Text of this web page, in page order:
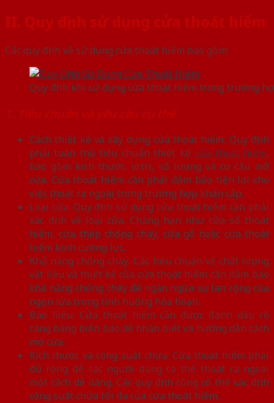
II. Quy định sử dụng cửa thoát hiểm
Các quy định về sử dụng cửa thoát hiểm bao gồm:
Quy định khi sử dụng cửa thoát hiểm trong trường
1. Tiêu chuẩn và yêu cầu cụ thể
Cách thiết kế và xây dựng cửa thoát hiểm: Quy định
phải tuân thủ tiêu chuẩn thiết kếcửa thoát hiểm,
bao gồm kích thước, vị trí, số lượng và cơ cấu mở
cửa. Cửa thoát hiểm cần phải đảm bảo tiện lợi cho
việc thoát ra ngoài trong trường hợp khẩn cấp.
Loại cửa: Quy định sử dụng cửa thoát hiểm cần phải
xác định về loại cửa. Chẳng hạn như cửa sổ thoát
hiểm, cửa thép chống cháy, cửa gỗ hoặc cửa thoát
hiểm kính cường lực.
Khả năng chống cháy: Các tiêu chuẩn về chất lượng
vật liệu và thiết kế của cửa thoát hiểm cần đảm bảo
khả năng chống cháy để ngăn ngừa sự lan rộng của
ngọn lửa trong tình huống hỏa hoạn.
Báo hiệu: Cửa thoát hiểm cần được đánh dấu rõ
ràng bằng biển báo dễ nhận biết và hướng dẫn cách
mở cửa.
Kích thước và công suất chứa: Cửa thoát hiểm phải
đủ rộng để các người dùng có thể thoát ra ngoài
một cách dễ dàng. Các quy định cũng có thể xác định
công suất chứa tối đa của cửa thoát hiểm.